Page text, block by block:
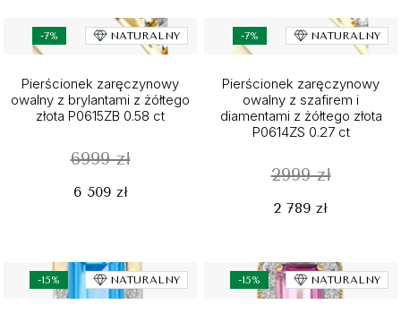
-7% NATURALNY
Pierścionek zaręczynowy
owalny z brylantami z żółtego
złota P0615ZB 0.58 ct
6999 zł
6 509 zł
-7% NATURALNY
Pierścionek zaręczynowy
owalny z szafirem i
diamentami z żółtego złota
P0614ZS 0.27 ct
2999 zł
2 789 zł
-15% NATURALNY -15% NATURALNY